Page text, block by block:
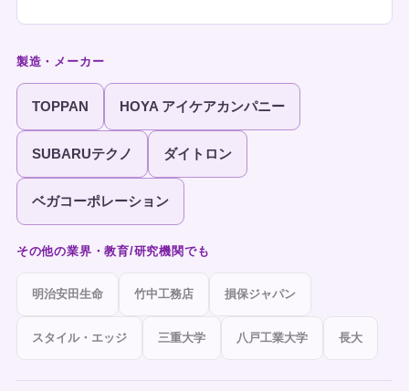
製造・メーカー
TOPPAN HOYA アイケアカンパニー
SUBARUテクノ ダイトロン
ベガコーポレーション
その他の業界・教育/研究機関でも
明治安田生命 竹中工務店 損保ジャパン
スタイル・エッジ 三重大学 八戸工業大学 長大